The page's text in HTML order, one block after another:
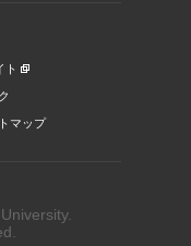
ト
マップ